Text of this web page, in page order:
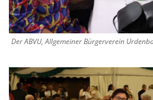
Der ABVU, Allgemeiner Bürgerverein